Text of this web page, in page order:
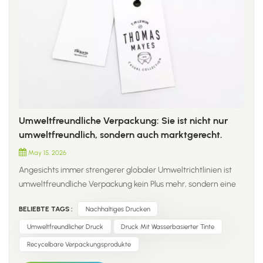
Umweltfreundliche Verpackung: Sie ist nicht nur
umweltfreundlich, sondern auch marktgerecht.
May 15, 2026
Angesichts immer strengerer globaler Umweltrichtlinien ist
umweltfreundliche Verpackung kein Plus mehr, sondern eine
Als professioneller Verpackungsdienstleister halten wir uns an
die Grundprinzipien umweltfreundlicher Materialien,
konformer Gestaltung und praktischer Leistung, um unseren
BELIEBTE TAGS : Nachhaltiges Drucken
Umweltfreundlicher Druck Druck Mit Wasserbasierter Tinte
Recycelbare Verpackungsprodukte